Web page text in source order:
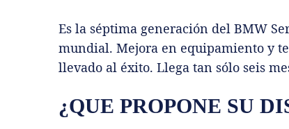
Es la séptima generación del BMW
mundial. Mejora en equipamiento y
llevado al éxito. Llega tan sólo seis
¿QUE PROPONE SU